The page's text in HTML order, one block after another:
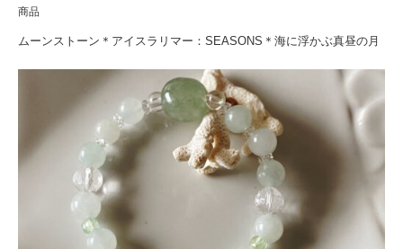
商品
ムーンストーン＊アイスラリマー：SEASONS＊海に浮かぶ真昼の月